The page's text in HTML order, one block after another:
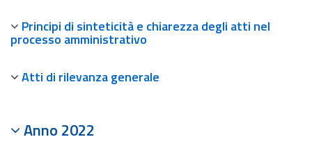
Principi di sinteticità e chiarezza degli atti nel
processo amministrativo
Atti di rilevanza generale
Anno 2022